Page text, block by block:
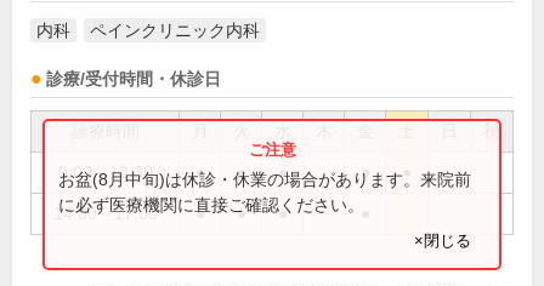
内科 ペインクリニック内科
診療/受付時間・休診日
9:00～12:30 ● ● ● ●
14:00～17:00 ● ● ●
お盆(8月中旬)は休診・休業の場合があります。来院前
に必ず医療機関に直接ご確認ください。
×閉じる